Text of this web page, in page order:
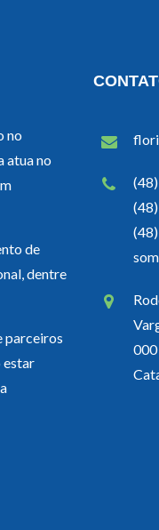
no
atua no
de
dentre
parceiros
estar
000